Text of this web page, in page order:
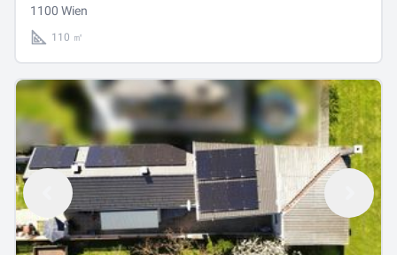
499.900
1100 Wien
110 ㎡